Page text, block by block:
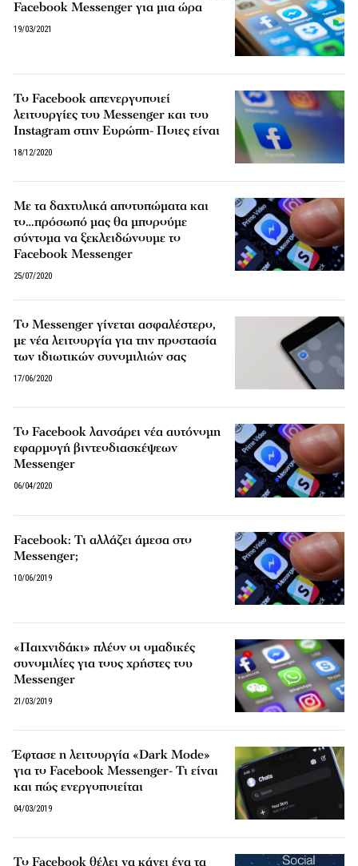
Facebook Messenger για μια ώρα
19/03/2021
Το Facebook απενεργοποιεί
λειτουργίες του Messenger και του
Instagram στην Ευρώπη- Ποιες είναι
18/12/2020
Με τα δαχτυλικά αποτυπώματα και
το…πρόσωπό μας θα μπορούμε
σύντομα να ξεκλειδώνουμε το
Facebook Messenger
25/07/2020
Το Messenger γίνεται ασφαλέστερο,
με νέα λειτουργία για την προστασία
των ιδιωτικών συνομιλιών σας
17/06/2020
Το Facebook λανσάρει νέα αυτόνομη
εφαρμογή βιντεοδιασκέψεων
Messenger
06/04/2020
Facebook: Τι αλλάζει άμεσα στο
Messenger;
10/06/2019
«Παιχνιδάκι» πλέον οι ομαδικές
συνομιλίες για τους χρήστες του
Messenger
21/03/2019
Έφτασε η λειτουργία «Dark Mode»
για το Facebook Messenger- Τι είναι
και πώς ενεργοποιείται
04/03/2019
Το Facebook θέλει να κάνει ένα τα